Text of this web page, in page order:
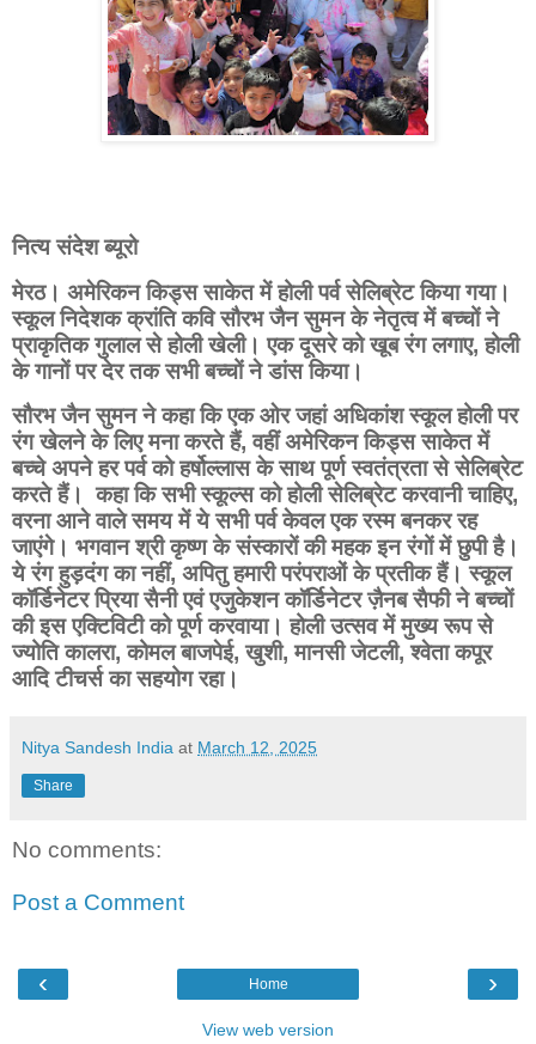
नित्य संदेश ब्यूरो
मेरठ। अमेरिकन किड्स साकेत में होली पर्व सेलिब्रेट किया गया।
स्कूल निदेशक क्रांति कवि सौरभ जैन सुमन के नेतृत्व में बच्चों ने
प्राकृतिक गुलाल से होली खेली। एक दूसरे को खूब रंग लगाए, होली
के गानों पर देर तक सभी बच्चों ने डांस किया।
सौरभ जैन सुमन ने कहा कि एक ओर जहां अधिकांश स्कूल होली पर
रंग खेलने के लिए मना करते हैं, वहीं अमेरिकन किड्स साकेत में
बच्चे अपने हर पर्व को हर्षोल्लास के साथ पूर्ण स्वतंत्रता से सेलिब्रेट
करते हैं। कहा कि सभी स्कूल्स को होली सेलिब्रेट करवानी चाहिए,
वरना आने वाले समय में ये सभी पर्व केवल एक रस्म बनकर रह
जाएंगे। भगवान श्री कृष्ण के संस्कारों की महक इन रंगों में छुपी है।
ये रंग हुड़दंग का नहीं, अपितु हमारी परंपराओं के प्रतीक हैं। स्कूल
कॉर्डिनेटर प्रिया सैनी एवं एजुकेशन कॉर्डिनेटर ज़ैनब सैफी ने बच्चों
की इस एक्टिविटी को पूर्ण करवाया। होली उत्सव में मुख्य रूप से
ज्योति कालरा, कोमल बाजपेई, खुशी, मानसी जेटली, श्वेता कपूर
आदि टीचर्स का सहयोग रहा।
Nitya Sandesh India at March 12, 2025
Share
No comments:
Post a Comment
‹ ›
Home
View web version